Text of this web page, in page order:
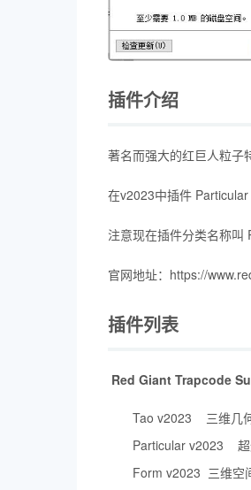
插件介绍
著名而强大的红巨人粒子
在v2023中插件
注意现在插件分类名称叫
官网地址：https://
插件列表
Red Giant Trapcode
Tao v2023 三维几何
Particular v2023 超
Form v2023 三维空